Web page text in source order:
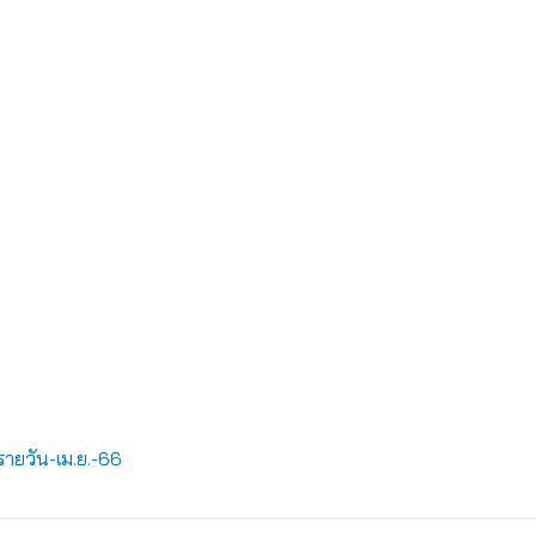
ยวัน-เม.ย.-66